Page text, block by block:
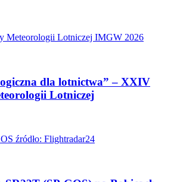
dla lotnictwa” – XXIV
Lotniczej